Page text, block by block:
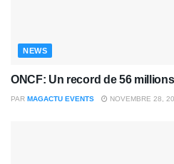
NEWS
ONCF: Un record de 56
PAR MAGACTU EVENTS NOVEMBRE 28,